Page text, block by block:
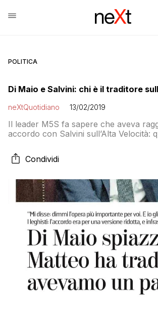
POLITICA
Di Maio e Salvini: chi è il traditore
neXtQuotidiano 13/02/2019
Il leader M5S fa sapere che aveva
accordo con Salvini sull’Alta Velocità:
sul TAP Di Maio se l’era già venduta?
Condividi